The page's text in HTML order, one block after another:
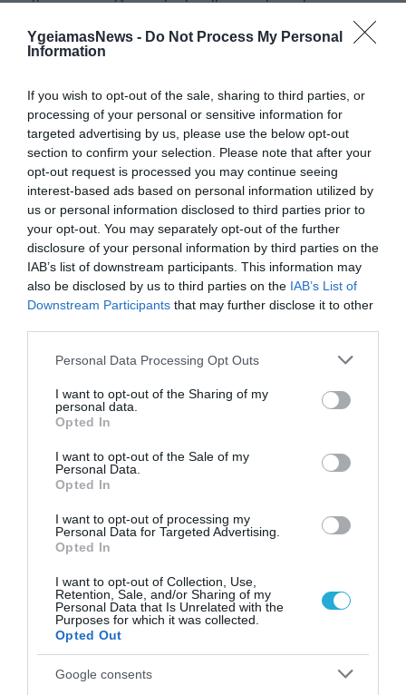
YgeiamasNews - Do Not Process My Personal
Information
If you wish to opt-out of the sale, sharing to third parties, or
processing of your personal or sensitive information for
targeted advertising by us, please use the below opt-out
section to confirm your selection. Please note that after your
opt-out request is processed you may continue seeing
interest-based ads based on personal information utilized by
us or personal information disclosed to third parties prior to
your opt-out. You may separately opt-out of the further
disclosure of your personal information by third parties on the
IAB’s list of downstream participants. This information may
also be disclosed by us to third parties on the IAB’s List of
Downstream Participants that may further disclose it to other
Please note that this website/app uses one or more Google
not limited to your visit or usage behaviour. You may click to
grant or deny consent to Google and its third-party tags to
use your data for below specified purposes in below Google
consent section.
Personal Data Processing Opt Outs
I want to opt-out of the Sharing of my
personal data.
Opted In
I want to opt-out of the Sale of my
Personal Data.
Opted In
I want to opt-out of processing my
Personal Data for Targeted Advertising.
Opted In
I want to opt-out of Collection, Use,
Retention, Sale, and/or Sharing of my
Personal Data that Is Unrelated with the
Purposes for which it was collected.
Opted Out
Google consents
κοινό έχουν η κακή αναπνοή και οι καρδιακές
παθήσεις; Την ασθένεια των ούλων.
διπλάσιες πιθανότητες να αναπτύξουν
καρδιακά προβλήματα, όπως σκλήρυνση
των αρτηριών, θρόμβους αίματος,
καρδιακή προσβολή και εγκεφαλικό.
Τα βακτήρια που συσσωρεύονται στη γλώσσα,
τα δόντια και τα ούλα σας προκαλούν
κακοσμία. Τα βακτήρια αυτά μπορεί στη
συνέχεια να εισέλθουν στην κυκλοφορία του
ούλων, τα οποία σχετίζονται με φραγμένες
αρτηρίες και εγκεφαλικό επεισόδιο.
Τα βακτήρια που εισέρχονται στην
προκαλέσουν φλεγμονή στα αιμοφόρα αγγεία,
αυξάνοντας τον κίνδυνο καρδιακής νόσου.
ΔΗΜΟΦΙΛΗ